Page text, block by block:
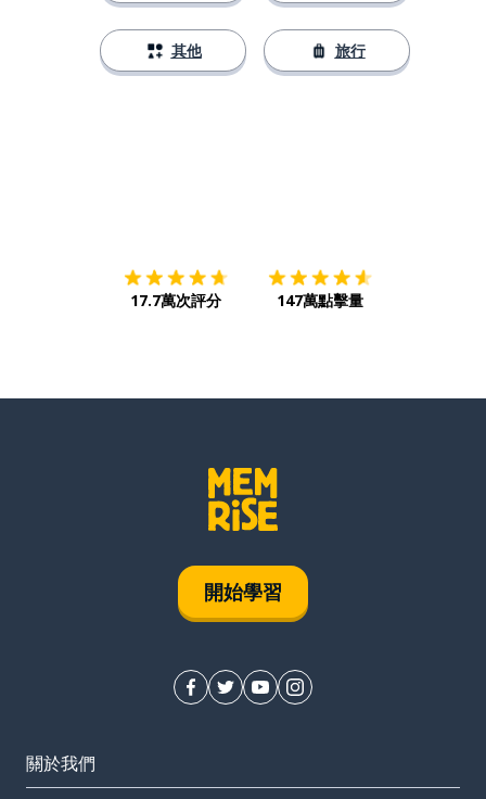
其他 旅行
17.7萬次評分 147萬點擊量
開始學習
關於我們